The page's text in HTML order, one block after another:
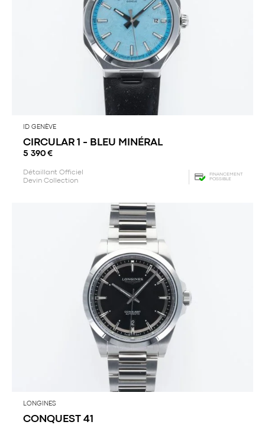
ID GENÈVE
CIRCULAR 1 - BLEU MINÉRAL
5 390 €
Détaillant Officiel
Devin Collection
FINANCEMENT
POSSIBLE
LONGINES
CONQUEST 41